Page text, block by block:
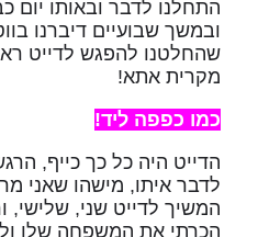
ובמשך שבועיים דיברנו
שהחלטנו להפגש לדייט
מקרית אתא!
כמו כפפה ליד!
הדייט היה כל כך כייף,
לדבר איתו, מישהו שאני
המשיך לדייט שני, שלישי,